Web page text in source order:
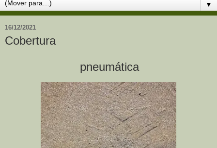
▼
16/12/2021
Cobertura
pneumática